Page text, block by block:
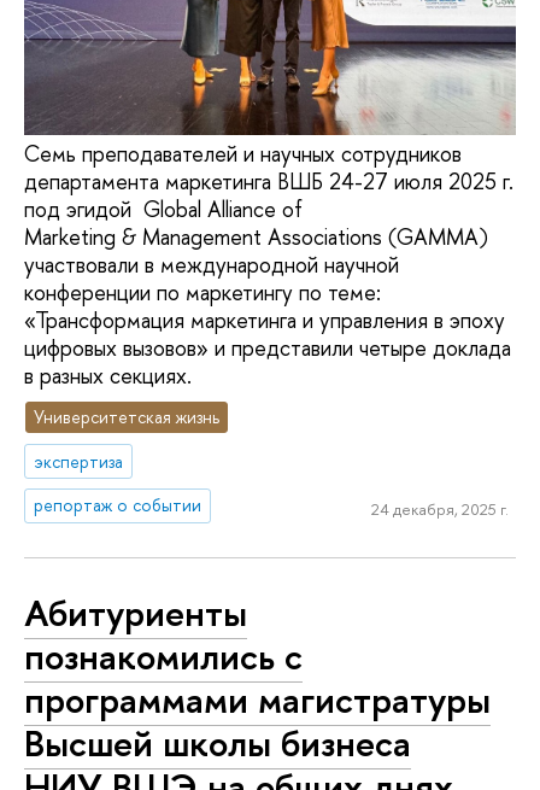
Семь преподавателей и научных сотрудников
департамента маркетинга ВШБ 24-27 июля 2025 г.
под эгидой Global Alliance of
Marketing & Management Associations (GAMMA)
участвовали в международной научной
конференции по маркетингу по теме:
«Трансформация маркетинга и управления в эпоху
цифровых вызовов» и представили четыре доклада
в разных секциях.
Университетская жизнь
экспертиза
репортаж о событии
24 декабря, 2025 г.
Абитуриенты
познакомились с
программами магистратуры
Высшей школы бизнеса